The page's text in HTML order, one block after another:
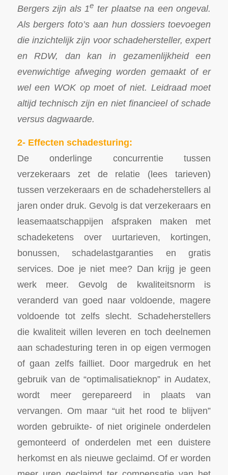
Bergers zijn als 1e ter plaatse na een ongeval.
Als bergers foto’s aan hun dossiers toevoegen
die inzichtelijk zijn voor schadehersteller, expert
en RDW, dan kan in gezamenlijkheid een
evenwichtige afweging worden gemaakt of er
wel een WOK op moet of niet. Leidraad moet
altijd technisch zijn en niet financieel of schade
versus dagwaarde.
2- Effecten schadesturing:
De onderlinge concurrentie tussen
verzekeraars zet de relatie (lees tarieven)
tussen verzekeraars en de schadeherstellers al
jaren onder druk. Gevolg is dat verzekeraars en
leasemaatschappijen afspraken maken met
schadeketens over uurtarieven, kortingen,
bonussen, schadelastgaranties en gratis
services. Doe je niet mee? Dan krijg je geen
werk meer. Gevolg de kwaliteitsnorm is
veranderd van goed naar voldoende, magere
voldoende tot zelfs slecht. Schadeherstellers
die kwaliteit willen leveren en toch deelnemen
aan schadesturing teren in op eigen vermogen
of gaan zelfs failliet. Door margedruk en het
gebruik van de “optimalisatieknop” in Audatex,
wordt meer gerepareerd in plaats van
vervangen. Om maar “uit het rood te blijven”
worden gebruikte- of niet originele onderdelen
gemonteerd of onderdelen met een duistere
herkomst en als nieuwe geclaimd. Of er worden